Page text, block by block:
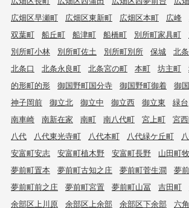
広畑区早瀬町
広畑区東新町 広畑区本町 広峰
双葉町
船丘町 船津町 船橋町 別所町家具町
別所町小林
別所町佐土 別所町別所 保城 北条
北条口
北条永良町 北条宮の町 本町 坊主町
的形町的形
御国野町国分寺 御国野町御着
御
神子岡前
御立北 御立中 御立西 御立東 緑台
南車崎
南新在家 南町 南八代町 宮上町 宮
八代
八代東光寺町 八代本町 八代緑ケ丘町
安富町安志
安富町植木野 安富町長野 山田町
夢前町置本
夢前町古知之庄 夢前町菅生澗 夢
夢前町前之庄
夢前町宮置 夢前町山冨 吉田町
余部区上川原
余部区上余部 余部区下余部 六角